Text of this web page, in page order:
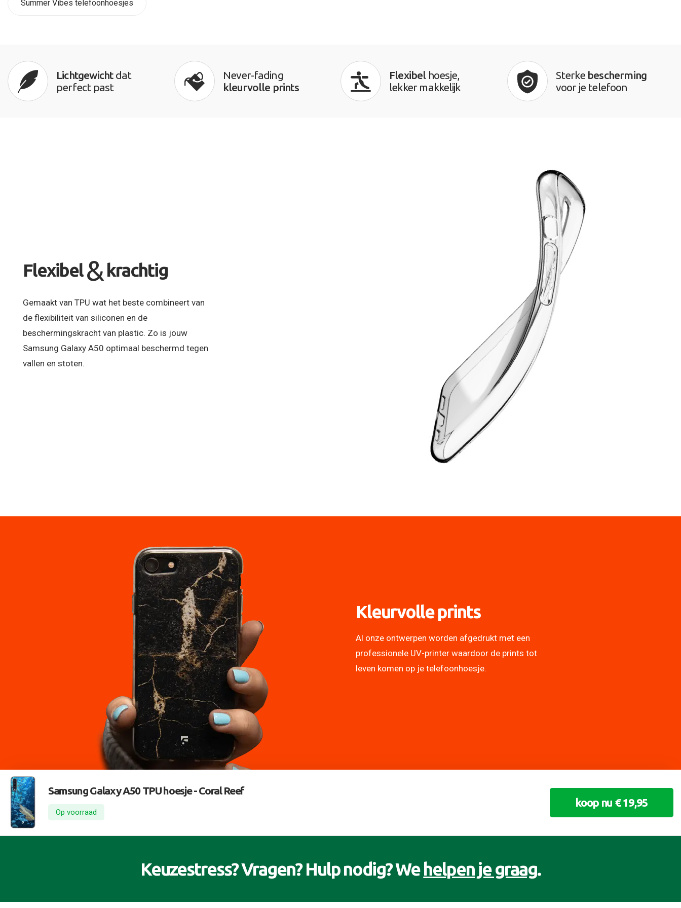
Summer Vibes telefoonhoesjes
Lichtgewichtdat
perfect past
Never-fading
kleurvolle prints
Flexibel hoesje,
lekker makkelijk
Sterke bescherming
voor je telefoon
Flexibel & krachtig
Gemaakt van TPU wat het beste combineert van
de flexibiliteit van siliconen en de
beschermingskracht van plastic. Zo is jouw
Samsung Galaxy A50 optimaal beschermd tegen
vallen en stoten.
Kleurvolle prints
Al onze ontwerpen worden afgedrukt met een
professionele UV-printer waardoor de prints tot
leven komen op je telefoonhoesje.
Samsung Galaxy A50 TPU hoesje -Coral Reef
Op voorraad
koop nu € 19,95
Keuzestress? Vragen? Hulp nodig? Wehelpen je graag.